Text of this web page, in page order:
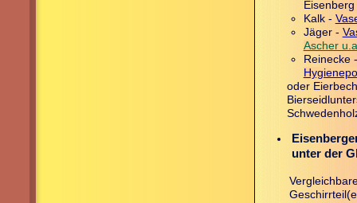
Kalk -
Jäger -
Ascher
Reinecke
oder
unter der